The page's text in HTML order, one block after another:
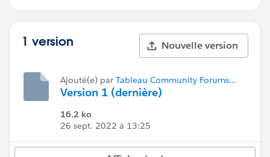
1 version Nouvelle version
Ajouté(e) par Tableau Community Forums
Member (Inactive)
Version 1 (dernière)
16.2 ko
26 sept. 2022 à 13:25